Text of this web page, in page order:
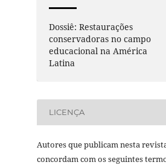
Dossiê: Restaurações
conservadoras no campo
educacional na América
Latina
LICENÇA
Autores que publicam nesta
concordam com os seguintes